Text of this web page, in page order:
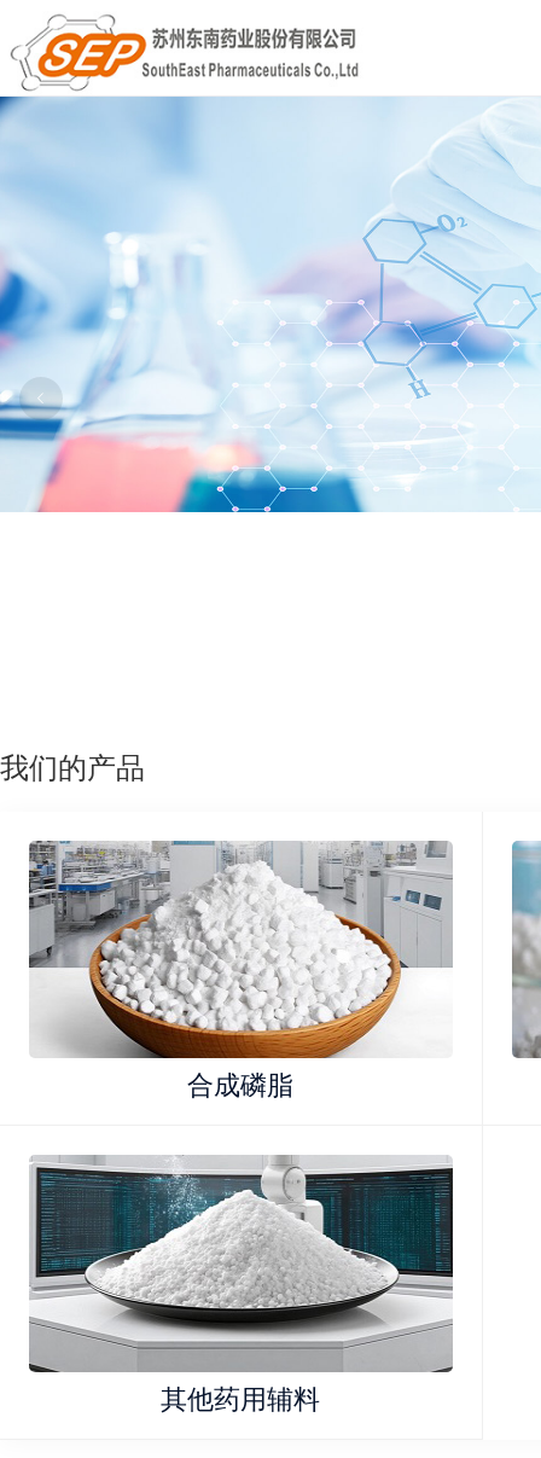
我们的产品
合成磷脂
其他药用辅料